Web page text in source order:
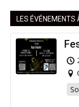
LES ÉVÉNEMENTS